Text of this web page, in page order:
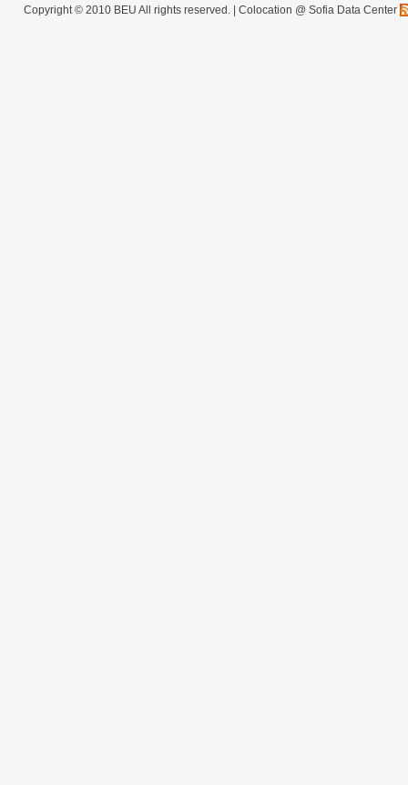
Copyright © 2010 BEU All rights reserved. | Colocation @ Sofia Data Center